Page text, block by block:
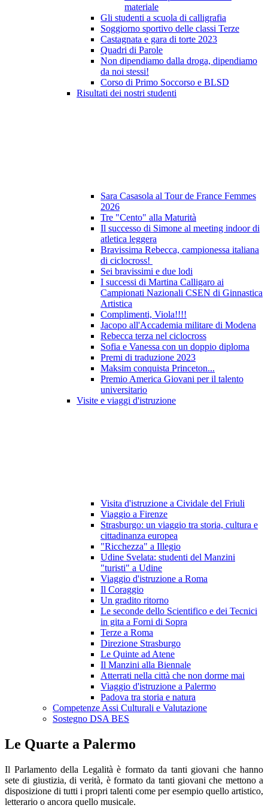
materiale
Gli studenti a scuola di calligrafia
Soggiorno sportivo delle classi Terze
Castagnata e gara di torte 2023
Quadri di Parole
Non dipendiamo dalla droga, dipendiamo
da noi stessi!
Corso di Primo Soccorso e BLSD
Risultati dei nostri studenti
Sara Casasola al Tour de France Femmes
2026
Tre "Cento" alla Maturità
Il successo di Simone al meeting indoor di
atletica leggera
Bravissima Rebecca, campionessa italiana
di ciclocross!
Sei bravissimi e due lodi
I successi di Martina Calligaro ai
Campionati Nazionali CSEN di Ginnastica
Artistica
Complimenti, Viola!!!!
Jacopo all'Accademia militare di Modena
Rebecca terza nel ciclocross
Sofia e Vanessa con un doppio diploma
Premi di traduzione 2023
Maksim conquista Princeton...
Premio America Giovani per il talento
universitario
Visite e viaggi d'istruzione
Visita d'istruzione a Cividale del Friuli
Viaggio a Firenze
Strasburgo: un viaggio tra storia, cultura e
cittadinanza europea
"Ricchezza" a Illegio
Udine Svelata: studenti del Manzini
"turisti" a Udine
Viaggio d'istruzione a Roma
Il Coraggio
Un gradito ritorno
Le seconde dello Scientifico e dei Tecnici
in gita a Forni di Sopra
Terze a Roma
Direzione Strasburgo
Le Quinte ad Atene
Il Manzini alla Biennale
Atterrati nella città che non dorme mai
Viaggio d'istruzione a Palermo
Padova tra storia e natura
Competenze Assi Culturali e Valutazione
Sostegno DSA BES
Le Quarte a Palermo
Il Parlamento della Legalità è formato da tanti giovani che hanno
sete di giustizia, di verità, è formato da tanti giovani che mettono a
disposizione di tutti i propri talenti come per esempio quello artistico,
letterario o ancora quello musicale.